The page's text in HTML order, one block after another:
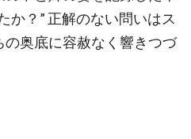
か？” 正解のない問いはス
奥底に容赦なく響きつづ